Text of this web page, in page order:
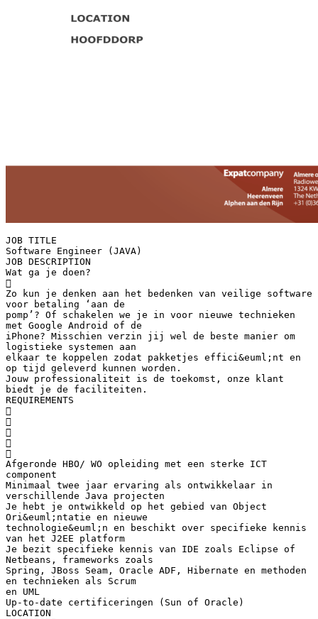
JOB TITLE
Software Engineer (JAVA)
JOB DESCRIPTION
Wat ga je doen?

Zo kun je denken aan het bedenken van veilige software
voor betaling ‘aan de
pomp’? Of schakelen we je in voor nieuwe technieken
met Google Android of de
iPhone? Misschien verzin jij wel de beste manier om
logistieke systemen aan
elkaar te koppelen zodat pakketjes effici&euml;nt en
op tijd geleverd kunnen worden.
Jouw professionaliteit is de toekomst, onze klant
biedt je de faciliteiten.
REQUIREMENTS





Afgeronde HBO/ WO opleiding met een sterke ICT
component
Minimaal twee jaar ervaring als ontwikkelaar in
verschillende Java projecten
Je hebt je ontwikkeld op het gebied van Object
Ori&euml;ntatie en nieuwe
technologie&euml;n en beschikt over specifieke kennis
van het J2EE platform
Je bezit specifieke kennis van IDE zoals Eclipse of
Netbeans, frameworks zoals
Spring, JBoss Seam, Oracle ADF, Hibernate en methoden
en technieken als Scrum
en UML
Up-to-date certificeringen (Sun of Oracle)
LOCATION